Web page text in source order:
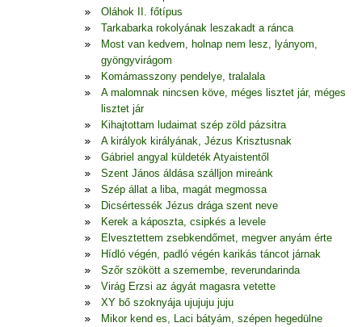
Oláhok II. főtípus
Tarkabarka rokolyának leszakadt a ránca
Most van kedvem, holnap nem lesz, lyányom,
gyöngyvirágom
Komámasszony pendelye, tralalala
A malomnak nincsen köve, méges lisztet jár, méges
lisztet jár
Kihajtottam ludaimat szép zöld pázsitra
A királyok királyának, Jézus Krisztusnak
Gábriel angyal küldeték Atyaistentől
Szent János áldása szálljon mireánk
Szép állat a liba, magát megmossa
Dicsértessék Jézus drága szent neve
Kerek a káposzta, csipkés a levele
Elvesztettem zsebkendőmet, megver anyám érte
Hídló végén, padló végén karikás táncot járnak
Szőr szökött a szemembe, reverundarinda
Virág Erzsi az ágyát magasra vetette
XY bő szoknyája ujujuju juju
Mikor kend es, Laci bátyám, szépen hegedülne